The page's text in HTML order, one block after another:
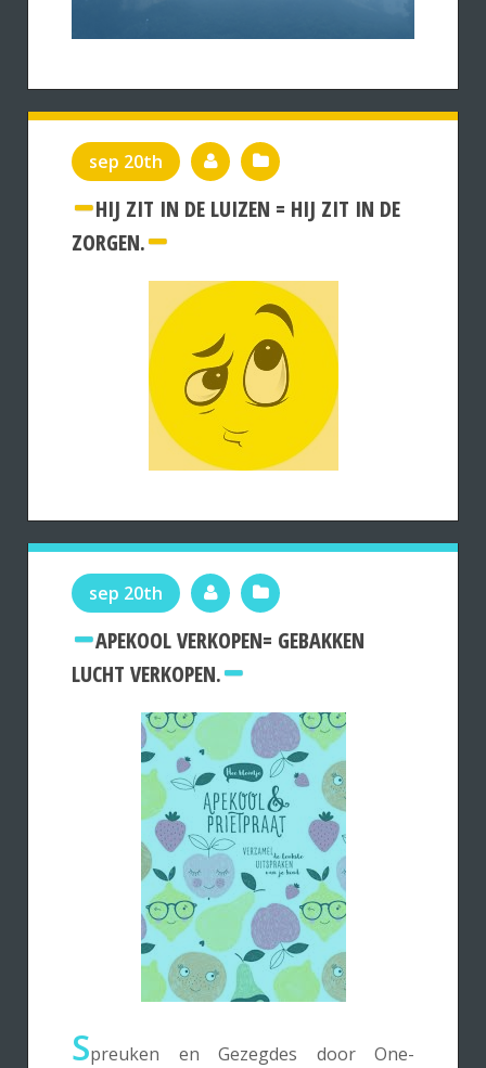
sep 20th
HIJ ZIT IN DE LUIZEN = HIJ ZIT IN DE
ZORGEN.
sep 20th
APEKOOL VERKOPEN= GEBAKKEN
LUCHT VERKOPEN.
Spreuken en Gezegdes door One-